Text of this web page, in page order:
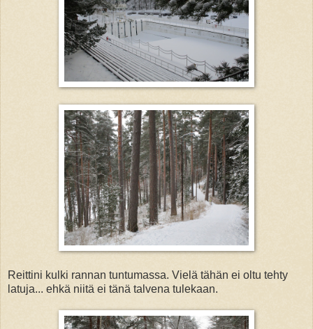
Reittini kulki rannan tuntumassa. Vielä tähän ei oltu tehty
latuja... ehkä niitä ei tänä talvena tulekaan.